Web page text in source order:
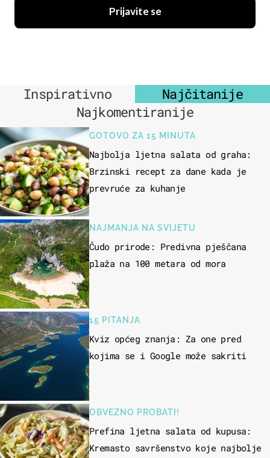
Prijavite se
Inspirativno
Najčitanije
Najkomentiranije
GOTOVO ZA 15 MINUTA
Najbolja ljetna salata od graha:
Brzinski recept za dane kada je
prevruće za kuhanje
NAJMANJA NA SVIJETU
Čudo prirode: Predivna pješčana
plaža na 100 metara od mora
15 PITANJA
Kviz općeg znanja: Za one pred
kojima se i Google može sakriti
OBVEZNO PROBATI!
Prefina ljetna salata od kupusa:
Kremasto savršenstvo koje najbolje